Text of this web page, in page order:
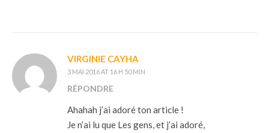
VIRGINIE CAYHA
3 MAI 2016 AT 16 H 50 MIN
RÉPONDRE
Ahahah j’ai adoré ton article !
Je n’ai lu que Les gens, et j’ai adoré,